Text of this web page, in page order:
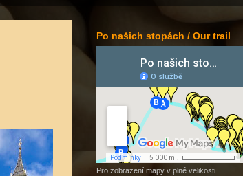
Po našich stopách / Our trail
Pro zobrazení mapy v plné velikosti